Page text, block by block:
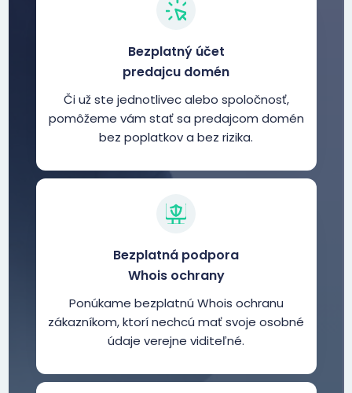
Bezplatný účet
predajcu domén
Či už ste jednotlivec alebo spoločnosť,
pomôžeme vám stať sa predajcom domén
bez poplatkov a bez rizika.
Bezplatná podpora
Whois ochrany
Ponúkame bezplatnú Whois ochranu
zákazníkom, ktorí nechcú mať svoje osobné
údaje verejne viditeľné.